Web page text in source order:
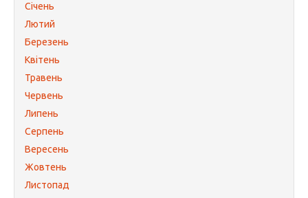
Січень
Лютий
Березень
Квітень
Травень
Червень
Липень
Серпень
Вересень
Жовтень
Листопад